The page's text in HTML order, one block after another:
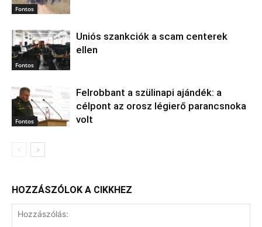
Fontos
Fontos
Uniós szankciók a scam centerek
ellen
Fontos
Felrobbant a szülinapi ajándék: a
célpont az orosz légierő parancsnoka
volt
HOZZÁSZÓLOK A CIKKHEZ